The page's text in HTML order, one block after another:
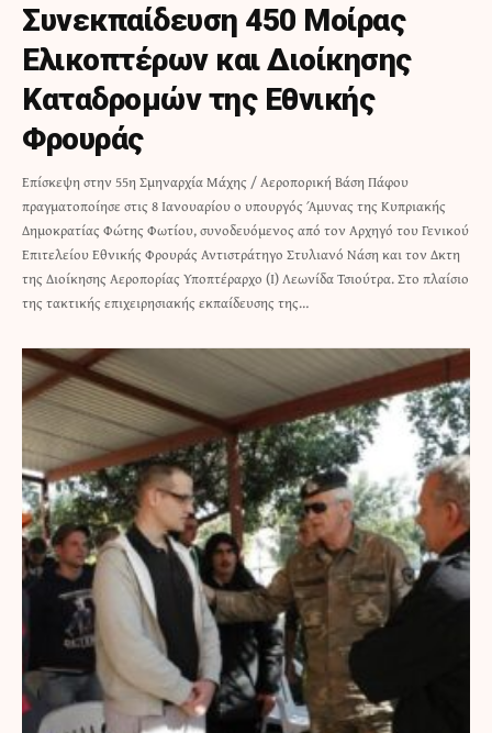
Συνεκπαίδευση 450 Μοίρας
Ελικοπτέρων και Διοίκησης
Καταδρομών της Εθνικής
Φρουράς
Επίσκεψη στην 55η Σμηναρχία Μάχης / Αεροπορική Βάση Πάφου
πραγματοποίησε στις 8 Ιανουαρίου ο υπουργός Άμυνας της Κυπριακής
Δημοκρατίας Φώτης Φωτίου, συνοδευόμενος από τον Αρχηγό του Γενικού
Επιτελείου Εθνικής Φρουράς Αντιστράτηγο Στυλιανό Νάση και τον Δκτη
της Διοίκησης Αεροπορίας Υποπτέραρχο (Ι) Λεωνίδα Τσιούτρα. Στο πλαίσιο
της τακτικής επιχειρησιακής εκπαίδευσης της…